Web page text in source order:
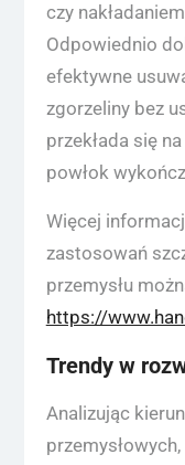
czy
Odpowiednio
efektywne
zgorzeliny bez
przekłada się
powłok
Więcej
zastosowań
przemysłu
https://
Trendy w
Analizując